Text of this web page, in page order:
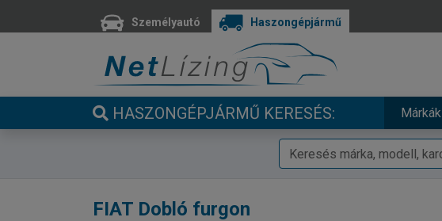
Személyautó Haszongépjármű
HASZONGÉPJÁRMŰ KERESÉS: Márkák
FIAT Dobló furgon